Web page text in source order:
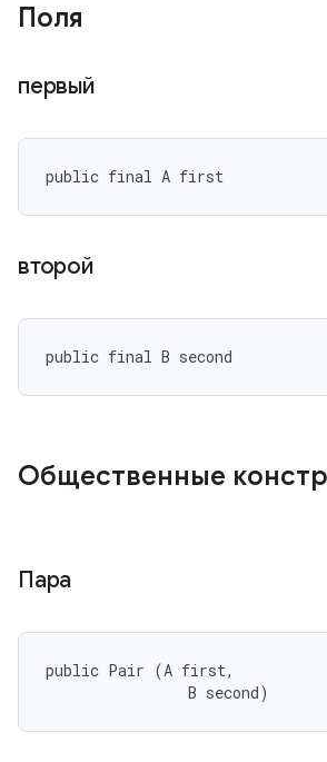
Поля
первый
public final A first
второй
public final B second
Общественные
Пара
public Pair (A first,
                B second)